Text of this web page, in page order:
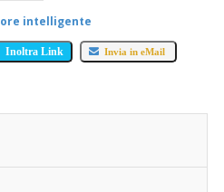
intelligente
Inoltra Link Invia in eMail